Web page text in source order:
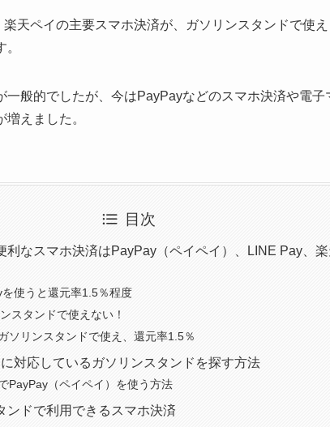
天ペイの主要スマホ決済が、ガソリンスタンドで使
般的でしたが、今はPayPayなどのスマホ決済や電子
えました。
目次
利なスマホ決済はPayPay（ペイペイ）、LINE Pay、
使うと還元率1.5％程度
スタンドで使えない！
ソリンスタンドで使え、還元率1.5％
対応しているガソリンスタンドを探す方法
PayPay（ペイペイ）を使う方法
ンドで利用できるスマホ決済